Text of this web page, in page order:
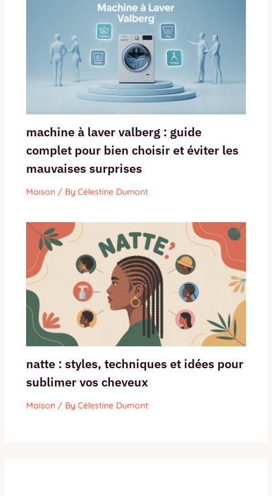
machine à laver valberg : guide
complet pour bien choisir et éviter les
mauvaises surprises
Maison/ By Célestine Dumont
natte : styles, techniques et idées pour
sublimer vos cheveux
Maison/ By Célestine Dumont